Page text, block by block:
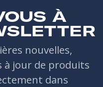
À
nouvelles,
à jour de produits
dans